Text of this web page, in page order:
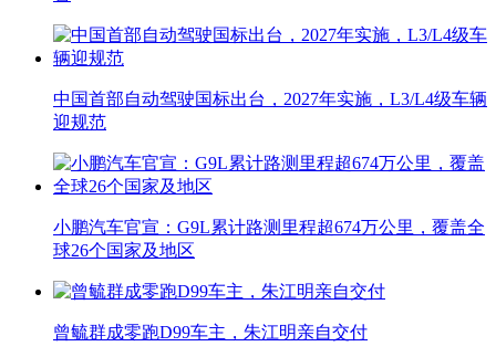
中国首部自动驾驶国标出台，2027年实施，L3/L4级车辆
迎规范
小鹏汽车官宣：G9L累计路测里程超674万公里，覆盖全
球26个国家及地区
曾毓群成零跑D99车主，朱江明亲自交付